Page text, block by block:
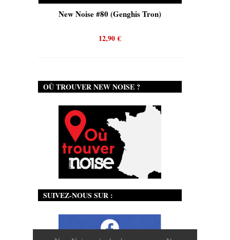
New Noise #80 (Genghis Tron)
12,90€
OÙ TROUVER NEW NOISE ?
SUIVEZ-NOUS SUR :